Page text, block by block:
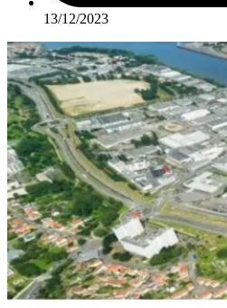
13/12/2023